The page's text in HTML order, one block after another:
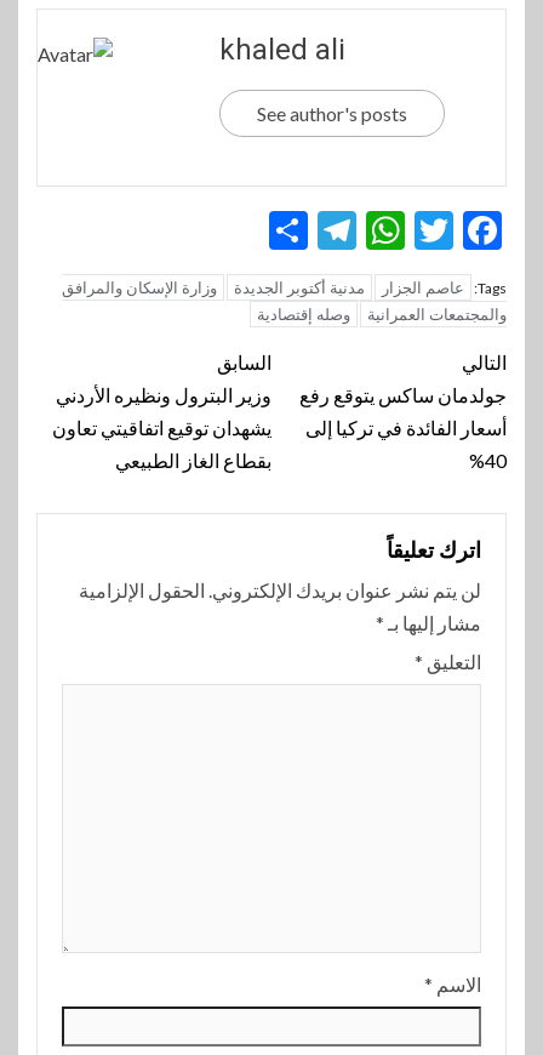
khaled ali
See author's posts
Facebook
Twitter
WhatsApp
Telegram
Tags: عاصم الجزار مدنية أكتوبر الجديدة
وزارة الإسكان والمرافق
والمجتمعات العمرانية
وصله إقتصادية
تنقل
المقالة
السابق
وزير البترول ونظيره الأردني
يشهدان توقيع اتفاقيتي تعاون
بقطاع الغاز الطبيعي
التالي
جولدمان ساكس يتوقع رفع
أسعار الفائدة في تركيا إلى
40%
اترك تعليقاً
لن يتم نشر عنوان بريدك الإلكتروني. الحقول الإلزامية
مشار إليها بـ *
التعليق *
الاسم *